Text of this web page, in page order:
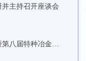
并主持召开座谈会